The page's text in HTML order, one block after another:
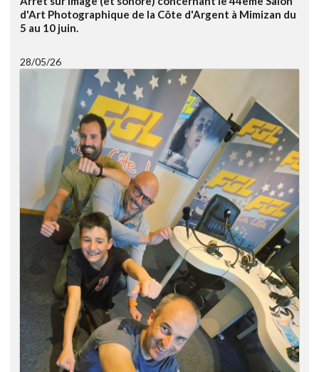
d'Art Photographique de la Côte d'Argent à Mimizan du
5 au 10 juin.
28/05/26